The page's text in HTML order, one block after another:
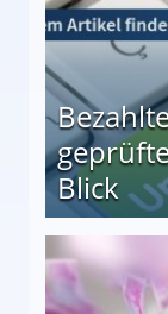
Blick
auf einen Blick